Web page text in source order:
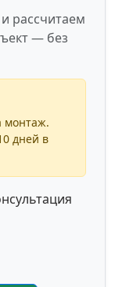
рассчитаем
— без
монтаж.
дней в